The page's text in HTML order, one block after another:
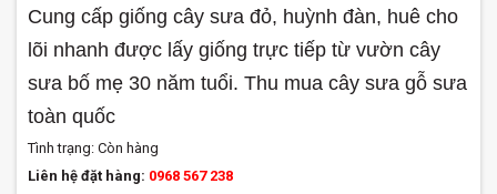
Cung cấp giống cây sưa đỏ, huỳnh đàn, huê cho
lõi nhanh được lấy giống trực tiếp từ vườn cây
sưa bố mẹ 30 năm tuổi. Thu mua cây sưa gỗ sưa
toàn quốc
Tình trạng: Còn hàng
Liên hệ đặt hàng: 0968 567 238